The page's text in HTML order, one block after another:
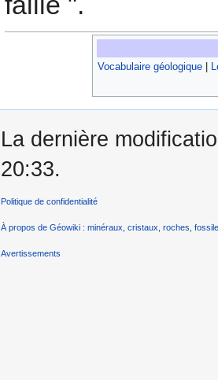
Vocabulaire géologique|
La dernière
20:33.
Politique de confidentialité
À propos de Géowiki : minéraux, cristaux, roches,
Avertissements